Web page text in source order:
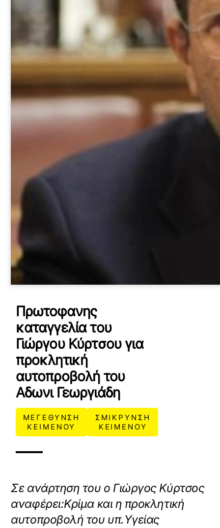
Πρωτοφανης
καταγγελία του
Γιώργου Κύρτσου για
προκλητική
αυτοπροβολή του
Αδωνι Γεωργιάδη
ΜΕΓΕΘΥΝΣΗ
ΚΕΙΜΕΝΟΥ
ΣΜΙΚΡΥΝΣΗ
ΚΕΙΜΕΝΟΥ
Σε ανάρτηση του ο Γιώργος Κύρτσος
αναφέρει:Κρίμα και η προκλητική
αυτοπροβολή του υπ.Υγείας